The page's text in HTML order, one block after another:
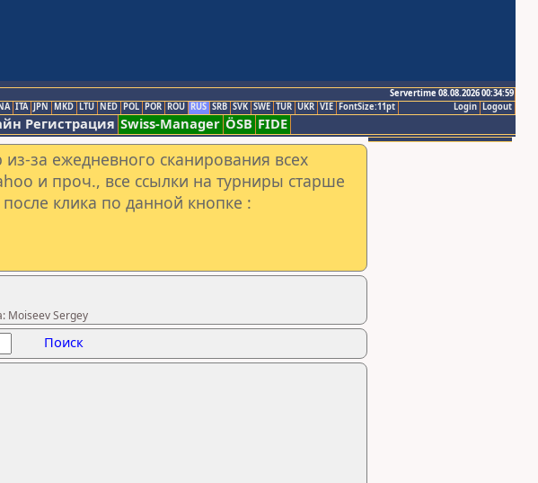
Servertime 08.08.2026 00:34:59
Logout
Login
ITA JPN MKD LTU NED POL POR ROU RUS SRB SVK SWE TUR UKR VIE FontSize:11pt
Регистрация Swiss-Manager ÖSB FIDE
за ежедневного сканирования всех
и проч., все ссылки на турниры старше
клика по данной кнопке :
Moiseev Sergey
Поиск